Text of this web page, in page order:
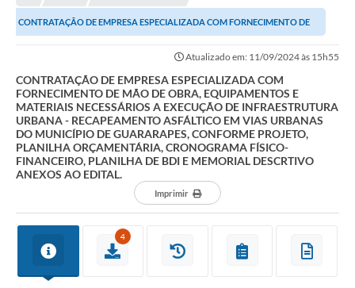
CONTRATAÇÃO DE EMPRESA ESPECIALIZADA COM FORNECIMENTO DE
Atualizado em: 11/09/2024 às 15h55
CONTRATAÇÃO DE EMPRESA ESPECIALIZADA COM
FORNECIMENTO DE MÃO DE OBRA, EQUIPAMENTOS E
MATERIAIS NECESSÁRIOS A EXECUÇÃO DE INFRAESTRUTURA
URBANA - RECAPEAMENTO ASFÁLTICO EM VIAS URBANAS
DO MUNICÍPIO DE GUARARAPES, CONFORME PROJETO,
PLANILHA ORÇAMENTÁRIA, CRONOGRAMA FÍSICO-
FINANCEIRO, PLANILHA DE BDI E MEMORIAL DESCRTIVO
ANEXOS AO EDITAL.
Imprimir
4